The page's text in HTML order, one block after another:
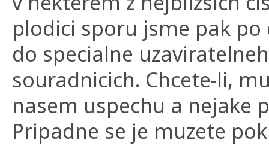
plodici sporu jsme pak
do specialne
souradnicich. Chcete-li,
nasem uspechu a nejake
Pripadne se je muzete